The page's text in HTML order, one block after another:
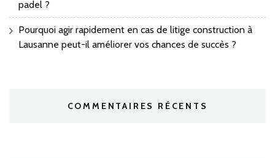
padel ?
Pourquoi agir rapidement en cas de litige construction à
Lausanne peut-il améliorer vos chances de succès ?
COMMENTAIRES RÉCENTS